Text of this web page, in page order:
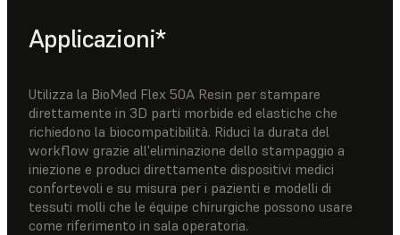
Applicazioni*
Utilizza la BioMed Flex 50A Resin per stampare
direttamente in 3D parti morbide ed elastiche che
richiedono la biocompatibilità. Riduci la durata del
workflow grazie all'eliminazione dello stampaggio a
iniezione e produci direttamente dispositivi medici
confortevoli e su misura per i pazienti e modelli di
tessuti molli che le équipe chirurgiche possono usare
come riferimento in sala operatoria.